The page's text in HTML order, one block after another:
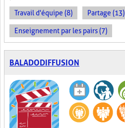
Travail d'équipe (8) Partage (13)
Enseignement par les pairs (7)
BALADODIFFUSION